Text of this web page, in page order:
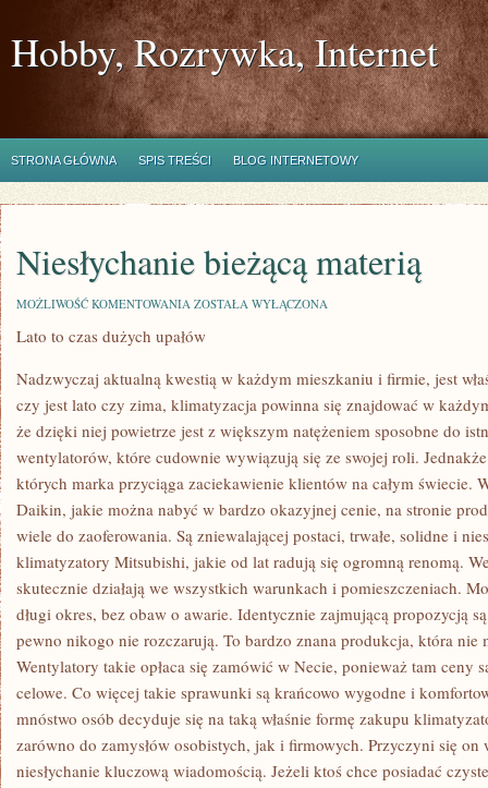
Hobby, Rozrywka, Internet
STRONA GŁÓWNA SPIS TREŚCI BLOG INTERNETOWY
Niesłychanie bieżącą materią
MOŻLIWOŚĆ KOMENTOWANIA NIESŁYCHANIE
MATERIĄ
ZOSTAŁA WYŁĄCZONA
Lato to czas dużych upałów
Nadzwyczaj aktualną kwestią w każdym mieszkaniu i firmie, jest
czy jest lato czy zima, klimatyzacja powinna się znajdować w
że dzięki niej powietrze jest z większym natężeniem sposobne do
wentylatorów, które cudownie wywiązują się ze swojej roli.
których marka przyciąga zaciekawienie klientów na całym świecie.
Daikin, jakie można nabyć w bardzo okazyjnej cenie, na stronie
wiele do zaoferowania. Są zniewalającej postaci, trwałe, solidne i
klimatyzatory Mitsubishi, jakie od lat radują się ogromną renomą.
skutecznie działają we wszystkich warunkach i pomieszczeniach.
długi okres, bez obaw o awarie. Identycznie zajmującą propozycją
pewno nikogo nie rozczarują. To bardzo znana produkcja, która nie
Wentylatory takie opłaca się zamówić w Necie, ponieważ tam ceny
celowe. Co więcej takie sprawunki są krańcowo wygodne i
mnóstwo osób decyduje się na taką właśnie formę zakupu
zarówno do zamysłów osobistych, jak i firmowych. Przyczyni się on
niesłychanie kluczową wiadomością. Jeżeli ktoś chce posiadać